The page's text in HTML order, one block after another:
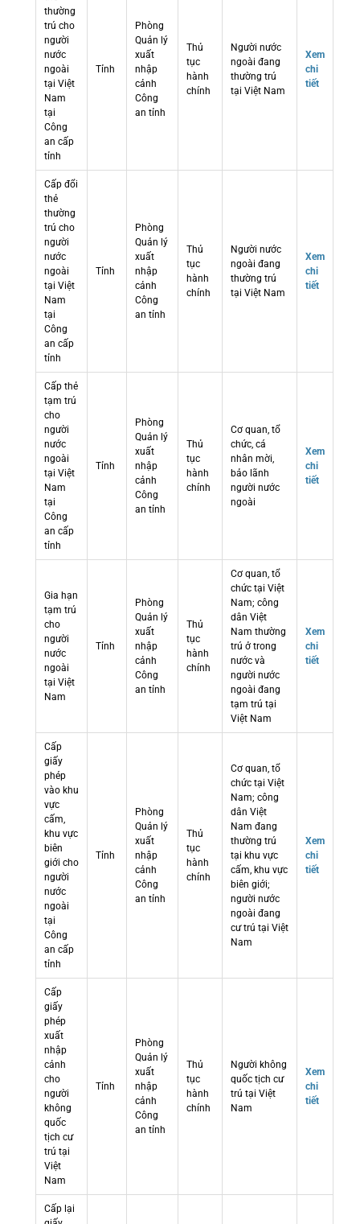
thường
trú cho
người
nước
ngoài
tại Việt
Nam
tại
Công
an cấp
tỉnh
Tỉnh
Phòng
Quản lý
xuất
nhập
cảnh
Công
an tỉnh
Thủ
tục
hành
chính
Người nước
ngoài đang
thường trú
tại Việt Nam
Xem
chi
tiết
Cấp đổi
thẻ
thường
trú cho
người
nước
ngoài
tại Việt
Nam
tại
Công
an cấp
tỉnh
Tỉnh
Phòng
Quản lý
xuất
nhập
cảnh
Công
an tỉnh
Thủ
tục
hành
chính
Người nước
ngoài đang
thường trú
tại Việt Nam
Xem
chi
tiết
Cấp thẻ
tạm trú
cho
người
nước
ngoài
tại Việt
Nam
tại
Công
an cấp
tỉnh
Tỉnh
Phòng
Quản lý
xuất
nhập
cảnh
Công
an tỉnh
Thủ
tục
hành
chính
Cơ quan, tổ
chức, cá
nhân mời,
bảo lãnh
người nước
ngoài
Xem
chi
tiết
Gia hạn
tạm trú
cho
người
nước
ngoài
tại Việt
Nam
Tỉnh
Phòng
Quản lý
xuất
nhập
cảnh
Công
an tỉnh
Thủ
tục
hành
chính
Cơ quan, tổ
chức tại Việt
Nam; công
dân Việt
Nam thường
trú ở trong
nước và
người nước
ngoài đang
tạm trú tại
Việt Nam
Xem
chi
tiết
Cấp
giấy
phép
vào khu
vực
cấm,
khu vực
biên
giới cho
người
nước
ngoài
tại
Công
an cấp
tỉnh
Tỉnh
Phòng
Quản lý
xuất
nhập
cảnh
Công
an tỉnh
Thủ
tục
hành
chính
Cơ quan, tổ
chức tại Việt
Nam; công
dân Việt
Nam đang
thường trú
tại khu vực
cấm, khu vực
biên giới;
người nước
ngoài đang
cư trú tại Việt
Nam
Xem
chi
tiết
Cấp
giấy
phép
xuất
nhập
cảnh
cho
người
không
quốc
tịch cư
trú tại
Việt
Nam
Tỉnh
Phòng
Quản lý
xuất
nhập
cảnh
Công
an tỉnh
Thủ
tục
hành
chính
Người không
quốc tịch cư
trú tại Việt
Nam
Xem
chi
tiết
Cấp lại